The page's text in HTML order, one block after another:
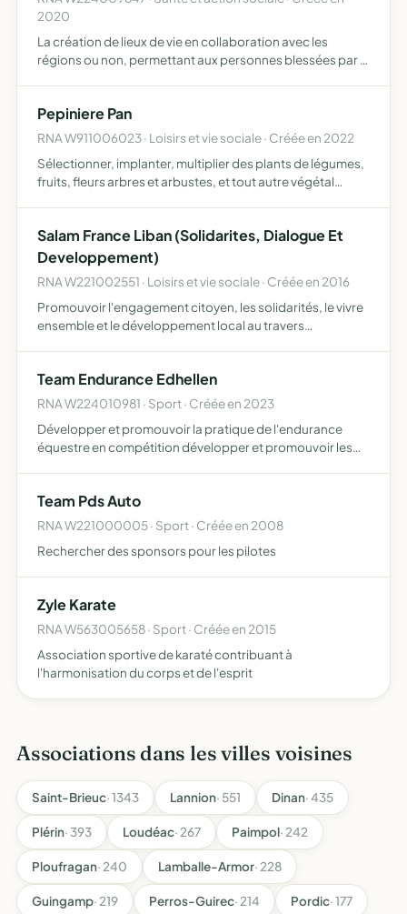
2020
La création de lieux de vie en collaboration avec les
régions ou non, permettant aux personnes blessées par la
Pepiniere Pan
RNA W911006023 · Loisirs et vie sociale · Créée en 2022
Sélectionner, implanter, multiplier des plants de légumes,
fruits, fleurs arbres et arbustes, et tout autre végétal
Salam France Liban (Solidarites, Dialogue Et
Developpement)
RNA W221002551 · Loisirs et vie sociale · Créée en 2016
Promouvoir l'engagement citoyen, les solidarités, le vivre
ensemble et le développement local au travers
Team Endurance Edhellen
RNA W224010981 · Sport · Créée en 2023
Développer et promouvoir la pratique de l'endurance
équestre en compétition développer et promouvoir les
équestr…
Team Pds Auto
RNA W221000005 · Sport · Créée en 2008
Rechercher des sponsors pour les pilotes
Zyle Karate
RNA W563005658 · Sport · Créée en 2015
Association sportive de karaté contribuant à
l'harmonisation du corps et de l'esprit
Associations dans les villes voisines
Saint-Brieuc· 1343 Lannion· 551 Dinan· 435
Plérin· 393 Loudéac· 267 Paimpol· 242
Ploufragan· 240 Lamballe-Armor· 228
Guingamp· 219 Perros-Guirec· 214 Pordic· 177